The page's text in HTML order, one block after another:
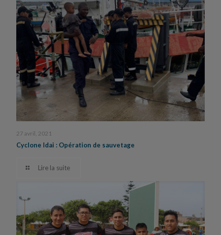
27 avril, 2021
Cyclone Idai : Opération de sauvetage
Lire la suite